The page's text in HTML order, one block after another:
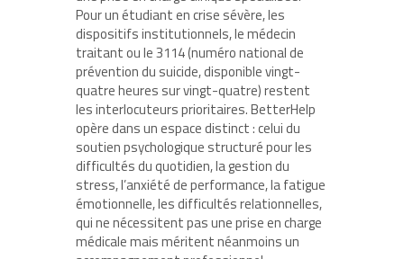
Pour un étudiant en crise sévère, les
dispositifs institutionnels, le médecin
traitant ou le 3114 (numéro national de
prévention du suicide, disponible vingt-
quatre heures sur vingt-quatre) restent
les interlocuteurs prioritaires. BetterHelp
opère dans un espace distinct : celui du
soutien psychologique structuré pour les
difficultés du quotidien, la gestion du
stress, l’anxiété de performance, la fatigue
émotionnelle, les difficultés relationnelles,
qui ne nécessitent pas une prise en charge
médicale mais méritent néanmoins un